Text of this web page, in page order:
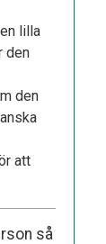
lilla
den
den
att
så